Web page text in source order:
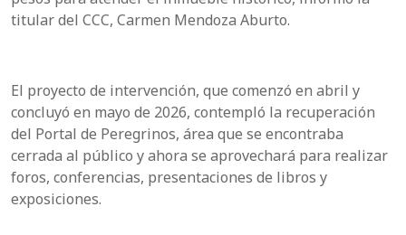
titular del CCC, Carmen Mendoza Aburto.
El proyecto de intervención, que comenzó en abril y
concluyó en mayo de 2026, contempló la recuperación
del Portal de Peregrinos, área que se encontraba
cerrada al público y ahora se aprovechará para realizar
foros, conferencias, presentaciones de libros y
exposiciones.